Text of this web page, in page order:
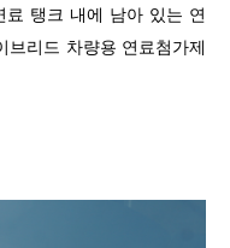
탱크 내에 남아 있는 연
브리드 차량용 연료첨가제